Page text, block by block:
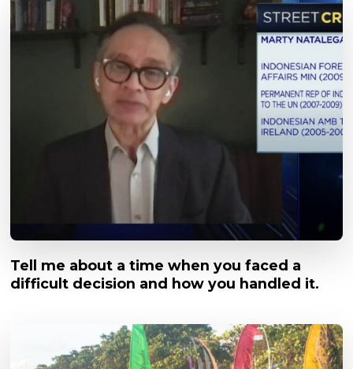
Tell me about a time when you faced a
difficult decision and how you handled it.